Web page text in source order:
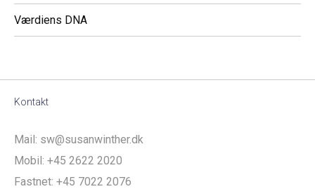
Værdiens DNA
Kontakt
Mail: sw@susanwinther.dk
Mobil: +45 2622 2020
Fastnet: +45 7022 2076